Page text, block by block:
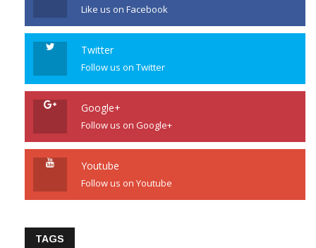
Like us on Facebook
Twitter
Follow us on Twitter
Google+
Follow us on Google+
Youtube
Follow us on Youtube
TAGS